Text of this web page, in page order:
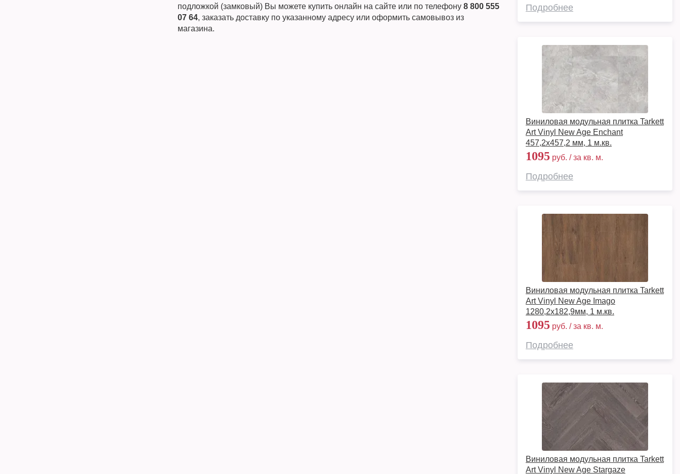
подложкой (замковый) Вы можете купить онлайн на сайте или по телефону 8 800 555
07 64, заказать доставку по указанному адресу или оформить самовывоз из
магазина.
Подробнее
Виниловая модульная плитка Tarkett
Art Vinyl New Age Enchant
457,2x457,2 мм, 1 м.кв.
1095 руб. / за кв. м.
Подробнее
Виниловая модульная плитка Tarkett
Art Vinyl New Age Imago
1280,2х182,9мм, 1 м.кв.
1095 руб. / за кв. м.
Подробнее
Виниловая модульная плитка Tarkett
Art Vinyl New Age Stargaze